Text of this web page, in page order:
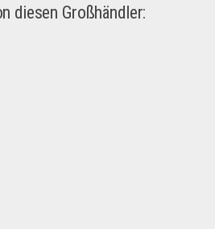
diesen Großhändler: